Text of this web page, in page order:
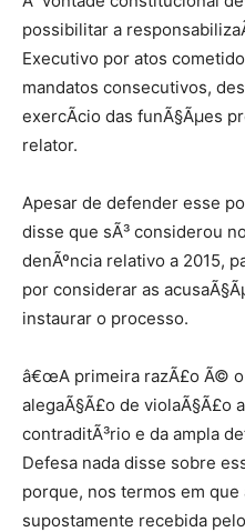
possibilitar a
Executivo por atos
mandatos consecutivos,
exercÃ­cio das funÃ§Ãµes
relator.
Apesar de defender esse
disse que sÃ³ considerou
denÃºncia relativo a 2015,
por considerar as
instaurar o processo.
â€œA primeira razÃ£o Ã©
alegaÃ§Ã£o de violaÃ§Ã£o
contraditÃ³rio e da ampla
Defesa nada disse sobre
porque, nos termos em que
supostamente recebida